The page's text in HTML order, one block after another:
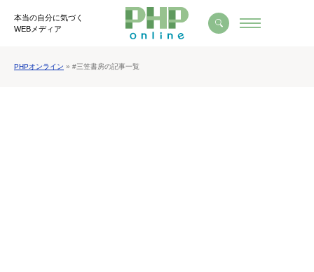
本当の自分に気づく
WEBメディア
PHPオンライン » #三笠書房の記事一覧